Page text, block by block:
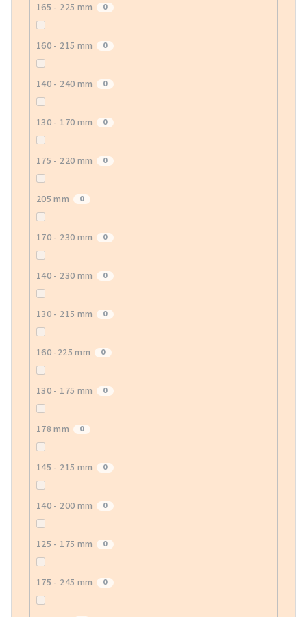
165 - 225 mm 0
160 - 215 mm 0
140 - 240 mm 0
130 - 170 mm 0
175 - 220 mm 0
205 mm 0
170 - 230 mm 0
140 - 230 mm 0
130 - 215 mm 0
160 -225 mm 0
130 - 175 mm 0
178 mm 0
145 - 215 mm 0
140 - 200 mm 0
125 - 175 mm 0
175 - 245 mm 0